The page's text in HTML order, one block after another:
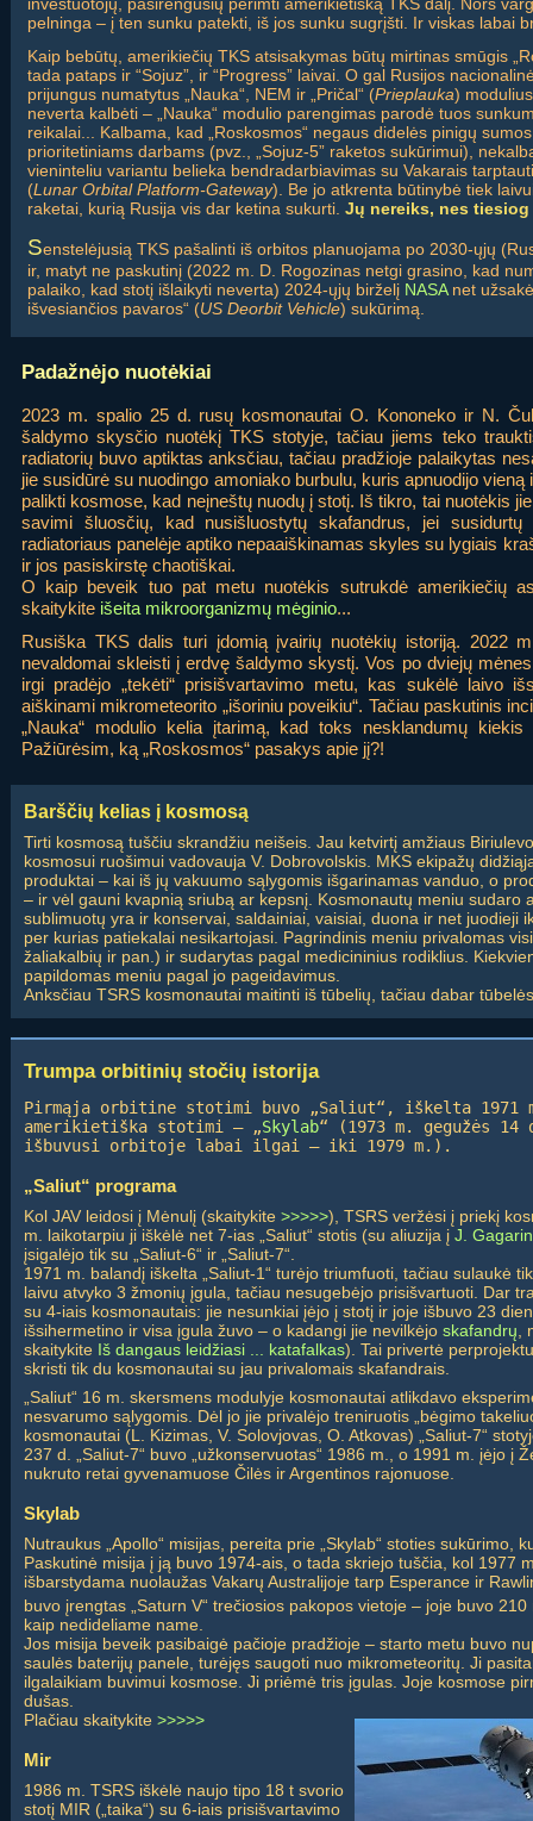
pelninga – į ten sunku patekti, iš jos sunku sugrįšti. Ir viskas labai
Kaip bebūtų, amerikiečių TKS atsisakymas būtų mirtinas smūgis
tada pataps ir “Sojuz”, ir “Progress” laivai. O gal Rusijos
prijungus numatytus „Nauka“, NEM ir „Pričal“ (Prieplauka)
neverta kalbėti – „Nauka“ modulio parengimas parodė tuos
reikalai... Kalbama, kad „Roskosmos“ negaus didelės pinigų
prioritetiniams darbams (pvz., „Sojuz-5” raketos sukūrimui),
vieninteliu variantu belieka bendradarbiavimas su Vakarais
(Lunar Orbital Platform-Gateway). Be jo atkrenta būtinybė tiek
raketai, kurią Rusija vis dar ketina sukurti. Jų nereiks, nes
Senstelėjusią TKS pašalinti iš orbitos planuojama po 2030-ųjų
ir, matyt ne paskutinį (2022 m. D. Rogozinas netgi grasino, kad
palaiko, kad stotį išlaikyti neverta) 2024-ųjų birželį NASAnet užsakė
išvesiančios pavaros“ (US Deorbit Vehicle) sukūrimą.
Padažnėjo nuotėkiai
2023 m. spalio 25 d. rusų kosmonautai O. Kononeko ir N.
šaldymo skysčio nuotėkį TKS stotyje, tačiau jiems teko
radiatorių buvo aptiktas anksčiau, tačiau pradžioje palaikytas
jie susidūrė su nuodingo amoniako burbulu, kuris apnuodijo
palikti kosmose, kad neįneštų nuodų į stotį. Iš tikro, tai nuotėkis
savimi šluosčių, kad nusišluostytų skafandrus, jei
radiatoriaus panelėje aptiko nepaaiškinamas skyles su lygiais
ir jos pasiskirstę chaotiškai.
O kaip beveik tuo pat metu nuotėkis sutrukdė amerikiečių
skaitykite išeita mikroorganizmų mėginio...
Rusiška TKS dalis turi įdomią įvairių nuotėkių istoriją. 2022
nevaldomai skleisti į erdvę šaldymo skystį. Vos po dviejų
irgi pradėjo „tekėti“ prisišvartavimo metu, kas sukėlė laivo
aiškinami mikrometeorito „išoriniu poveikiu“. Tačiau paskutinis
„Nauka“ modulio kelia įtarimą, kad toks nesklandumų
Pažiūrėsim, ką „Roskosmos“ pasakys apie jį?!
Barščių kelias į kosmosą
Tirti kosmosą tuščiu skrandžiu neišeis. Jau ketvirtį amžiaus
kosmosui ruošimui vadovauja V. Dobrovolskis. MKS ekipažų
produktai – kai iš jų vakuumo sąlygomis išgarinamas vanduo, o
– ir vėl gauni kvapnią sriubą ar kepsnį. Kosmonautų meniu sudaro
sublimuotų yra ir konservai, saldainiai, vaisiai, duona ir net juodieji
per kurias patiekalai nesikartojasi. Pagrindinis meniu privalomas
žaliakalbių ir pan.) ir sudarytas pagal medicininius rodiklius.
papildomas meniu pagal jo pageidavimus.
Anksčiau TSRS kosmonautai maitinti iš tūbelių, tačiau dabar
Trumpa orbitinių stočių istorija
Pirmąja orbitine stotimi buvo „Saliut“, iškelta 1971
amerikietiška stotimi – „Skylab“ (1973 m. gegužės
išbuvusi orbitoje labai ilgai – iki 1979 m.).
„Saliut“ programa
Kol JAV leidosi į Mėnulį (skaitykite >>>>>), TSRS veržėsi į priekį
m. laikotarpiu ji iškėlė net 7-ias „Saliut“ stotis (su aliuzija į J.
įsigalėjo tik su „Saliut-6“ ir „Saliut-7“.
1971 m. balandį iškelta „Saliut-1“ turėjo triumfuoti, tačiau sulaukė
laivu atvyko 3 žmonių įgula, tačiau nesugebėjo prisišvartuoti. Dar
su 4-iais kosmonautais: jie nesunkiai įėjo į stotį ir joje išbuvo 23
išsihermetino ir visa įgula žuvo – o kadangi jie nevilkėjo skafandrų
skaitykite Iš dangaus leidžiasi ... katafalkas). Tai privertė
skristi tik du kosmonautai su jau privalomais skafandrais.
„Saliut“ 16 m. skersmens modulyje kosmonautai atlikdavo
nesvarumo sąlygomis. Dėl jo jie privalėjo treniruotis „bėgimo
kosmonautai (L. Kizimas, V. Solovjovas, O. Atkovas) „Saliut-7“
237 d. „Saliut-7“ buvo „užkonservuotas“ 1986 m., o 1991 m. įėjo į
nukruto retai gyvenamuose Čilės ir Argentinos rajonuose.
Skylab
Nutraukus „Apollo“ misijas, pereita prie „Skylab“ stoties sukūrimo,
Paskutinė misija į ją buvo 1974-ais, o tada skriejo tuščia, kol 1977
išbarstydama nuolaužas Vakarų Australijoje tarp Esperance ir
buvo įrengtas „Saturn V“ trečiosios pakopos vietoje – joje buvo 210
kaip nedideliame name.
Jos misija beveik pasibaigė pačioje pradžioje – starto metu buvo
saulės baterijų panele, turėjęs saugoti nuo mikrometeoritų. Ji
ilgalaikiam buvimui kosmose. Ji priėmė tris įgulas. Joje kosmose
dušas.
Plačiau skaitykite >>>>>
Mir
1986 m. TSRS iškėlė naujo tipo 18 t svorio
stotį MIR („taika“) su 6-iais prisišvartavimo